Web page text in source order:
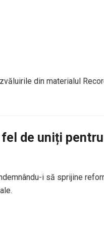
din materialul
de uniți
i să sprijine